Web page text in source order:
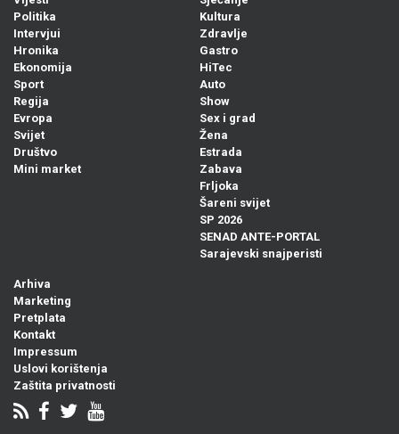
Politika
Intervjui
Hronika
Ekonomija
Sport
Regija
Evropa
Svijet
Društvo
Mini market
Kultura
Zdravlje
Gastro
HiTec
Auto
Show
Sex i grad
Žena
Estrada
Zabava
Frljoka
Šareni svijet
SP 2026
SENAD ANTE-PORTAL
Sarajevski snajperisti
Arhiva
Marketing
Pretplata
Kontakt
Impressum
Uslovi korištenja
Zaštita privatnosti